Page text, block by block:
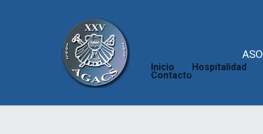
Inicio Hospitalidad
Contacto